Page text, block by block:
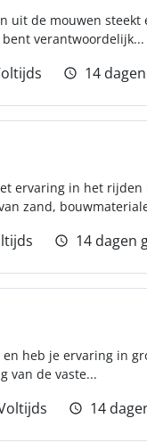
uit de mouwen
verantwoordelijk...
14
ervaring in het
zand,
14 dagen
heb je ervaring in
van de vaste...
14